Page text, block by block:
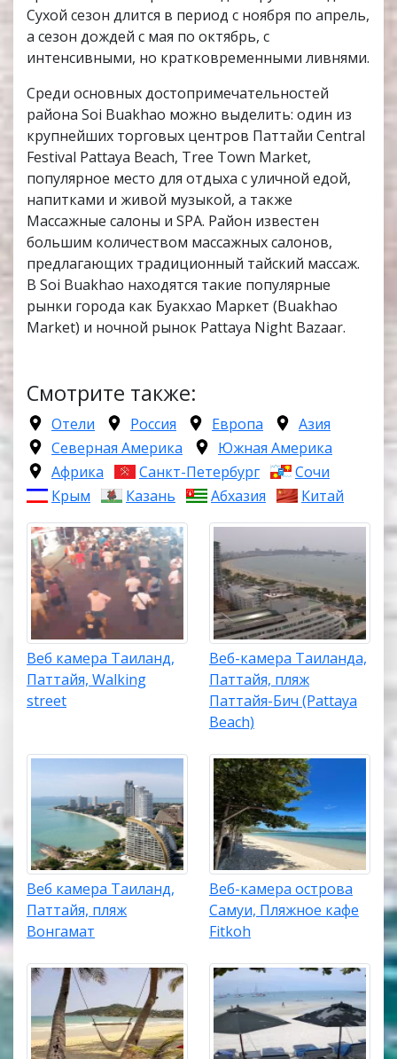
Сухой сезон длится в период с ноября по апрель,
а сезон дождей с мая по октябрь, с
интенсивными, но кратковременными ливнями.
Среди основных достопримечательностей
района Soi Buakhao можно выделить: один из
крупнейших торговых центров Паттайи Central
Festival Pattaya Beach, Tree Town Market,
популярное место для отдыха с уличной едой,
напитками и живой музыкой, а также
Массажные салоны и SPA. Район известен
большим количеством массажных салонов,
предлагающих традиционный тайский массаж.
В Soi Buakhao находятся такие популярные
рынки города как Буакхао Маркет (Buakhao
Market) и ночной рынок Pattaya Night Bazaar.
Смотрите также:
Отели Россия Европа
Азия
Северная Америка
Южная Америка
Африка
Санкт-Петербург
Сочи
Крым
Казань Абхазия Китай
Веб камера Таиланд,
Паттайя, Walking
street
Веб-камера Таиланда,
Паттайя, пляж
Паттайя-Бич (Pattaya
Beach)
Веб камера Таиланд,
Паттайя, пляж
Вонгамат
Веб-камера острова
Самуи, Пляжное кафе
Fitkoh